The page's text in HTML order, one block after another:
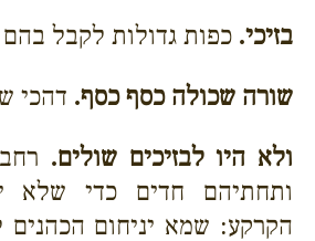
בזיכי. כפות גדולות לקבל
שורה שכולה כסף כסף. דהכי
ולא היו לבזיכים שולים.
ותחתיהם חדים כדי שלא
הקרקע: שמא יניחום